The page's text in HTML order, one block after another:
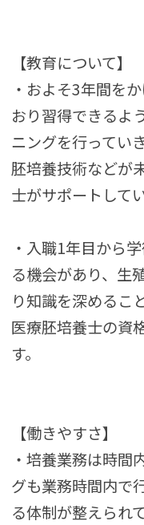
【教育について】
・およそ3年間を
おり習得できるよ
ニングを行っていき
胚培養技術などが
士がサポートして
・入職1年目から
る機会があり、生
り知識を深めるこ
医療胚培養士の資
す。
【働きやすさ】
・培養業務は時間
グも業務時間内で
る体制が整えられ